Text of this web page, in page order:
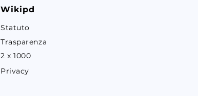
Wikipd
Statuto
Trasparenza
2 x 1000
Privacy